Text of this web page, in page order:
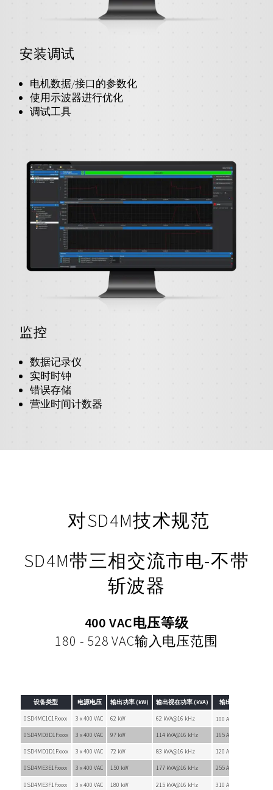
安装调试
电机数据/接口的参数化
使用示波器进行优化
调试工具
监控
数据记录仪
实时时钟
错误存储
营业时间计数器
对SD4M技术规范
SD4M带三相交流市电-不带
斩波器
400 VAC电压等级
180 - 528 VAC输入电压范围
设备类型 电源电压 输出功率 (kW) 输出视在功率 (kVA) 输出电流 (A)
0SD4MC1C1Fxxxx 3 x 400 VAC 62 kW 62 kVA@16 kHz 100 A@16 kHz
0SD4MD3D1Fxxxx 3 x 400 VAC 97 kW 114 kVA@16 kHz 165 A@16 kHz
0SD4MD1D1Fxxxx 3 x 400 VAC 72 kW 83 kVA@16 kHz 120 A@16 kHz
0SD4ME3E1Fxxxx 3 x 400 VAC 150 kW 177 kVA@16 kHz 255 A@16 kHz
0SD4ME3F1Fxxxx 3 x 400 VAC 180 kW 215 kVA@16 kHz 310 A@16 kHz